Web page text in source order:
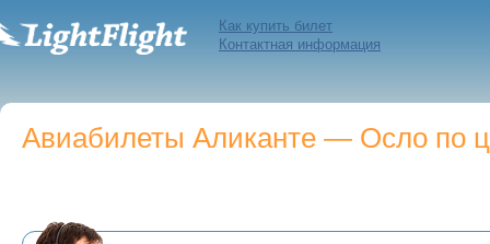
Как купить билет
Контактная информация
Авиабилеты Аликанте — Осло по